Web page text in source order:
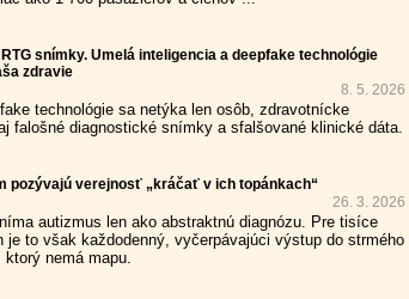
snímky. Umelá inteligencia a deepfake technológie
zdravie
8. 5. 2026
technológie sa netýka len osôb, zdravotnícke
falošné diagnostické snímky a sfalšované klinické dáta.
pozývajú verejnosť „kráčať v ich topánkach“
26. 3. 2026
autizmus len ako abstraktnú diagnózu. Pre tisíce
je to však každodenný, vyčerpávajúci výstup do strmého
nemá mapu.